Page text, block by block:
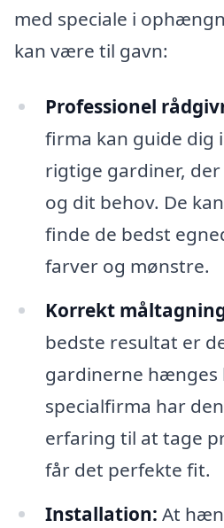
med speciale i
kan være til gavn:
Professionel
firma kan guide dig
rigtige gardiner,
og dit behov. De
finde de bedst
farver og mønstre.
Korrekt
bedste resultat er
gardinerne hænges
specialfirma har
erfaring til at tage
får det perfekte fit.
Installation: At